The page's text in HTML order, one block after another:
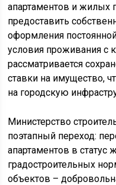
апартаментов и жилых
предоставить
оформления
условия проживания с
рассматривается
ставки на имущество,
на городскую
Министерство
поэтапный переход:
апартаментов в
градостроительных
объектов –